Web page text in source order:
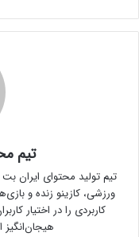
تیم
ورزشی، کازینو زنده و
هیجان‌انگیز